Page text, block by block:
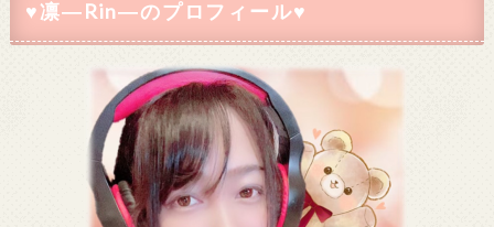
♥凛―Rin―のプロフィール♥